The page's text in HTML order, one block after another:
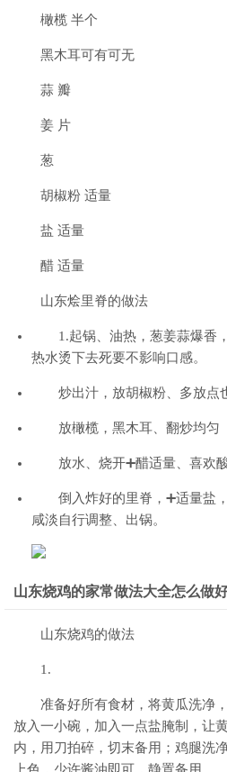
橄榄 半个
黑木耳可有可无
蒜 瓣
姜 片
葱
胡椒粉 适量
盐 适量
醋 适量
山东烩里脊的做法
1.起锅、油热，葱姜蒜爆香
热水烫下去死要不影响口感。
炒出汁，放胡椒粉、多放点
放橄榄，黑木耳、翻炒均匀
放水、烧开➕醋适量、喜欢
倒入炸好的里脊，➕适量盐
咸淡自行调整、出锅。
山东烧鸡的家常做法大全怎么做
山东烧鸡的做法
1.
准备好所有食材，将黄瓜洗净
放入一小碗，加入一点盐腌制，让
内，用刀拍碎，切末备用；鸡腿洗